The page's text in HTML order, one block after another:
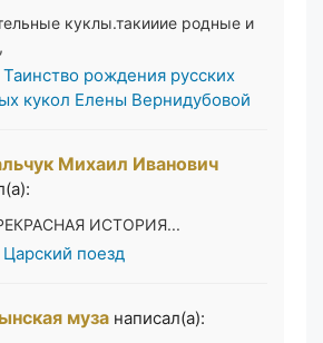
куклы.такииие родные и
Таинство рождения русских
кукол Елены Вернидубовой
Михаил Иванович
ИСТОРИЯ...
Царский поезд
муза написал(а):